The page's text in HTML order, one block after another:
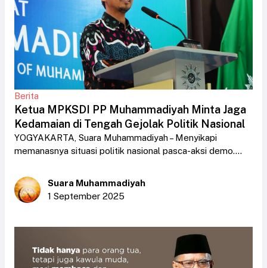
Berita
Ketua MPKSDI PP Muhammadiyah Minta Jaga
Kedamaian di Tengah Gejolak Politik Nasional
YOGYAKARTA, Suara Muhammadiyah – Menyikapi
memanasnya situasi politik nasional pasca-aksi demo....
Suara Muhammadiyah
1 September 2025